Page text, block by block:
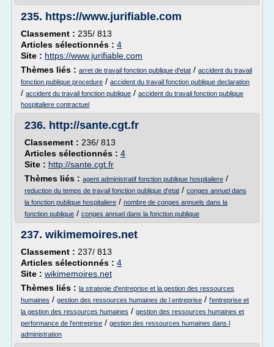
235. https://www.jurifiable.com
Classement : 235/ 813
Articles sélectionnés : 4
Site : https://www.jurifiable.com
Thèmes liés : arret de travail fonction publique d'etat / accident du travail
fonction publique procedure / accident du travail fonction publique declaration
/ accident du travail fonction publique / accident du travail fonction publique
hospitaliere contractuel
236. http://sante.cgt.fr
Classement : 236/ 813
Articles sélectionnés : 4
Site : http://sante.cgt.fr
Thèmes liés : agent administratif fonction publique hospitaliere /
reduction du temps de travail fonction publique d'etat / conges annuel dans
la fonction publique hospitaliere / nombre de conges annuels dans la
fonction publique / conges annuel dans la fonction publique
237. wikimemoires.net
Classement : 237/ 813
Articles sélectionnés : 4
Site : wikimemoires.net
Thèmes liés : la strategie d'entreprise et la gestion des ressources
humaines / gestion des ressources humaines de l entreprise / l'entreprise et
la gestion des ressources humaines / gestion des ressources humaines et
performance de l'entreprise / gestion des ressources humaines dans l
administration